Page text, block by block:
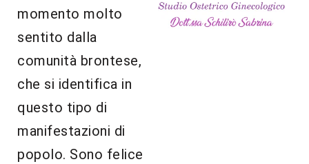
momento molto
sentito dalla
comunità brontese,
che si identifica in
questo tipo di
manifestazioni di
popolo. Sono felice